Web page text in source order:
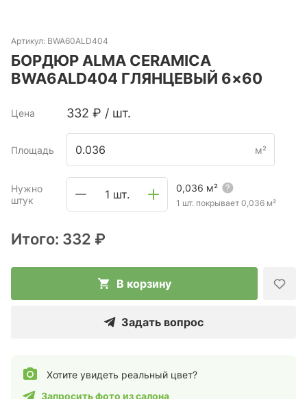
Артикул: BWA60ALD404
БОРДЮР ALMA CERAMICA
BWA6ALD404 ГЛЯНЦЕВЫЙ 6×60
Цена 332 ₽ / шт.
Площадь м²
Нужно
штук
1 шт. 0,036 м²
1 шт. покрывает 0,036 м²
Итого: 332 ₽
В корзину
Задать вопрос
Хотите увидеть реальный цвет?
Запросить фото из салона